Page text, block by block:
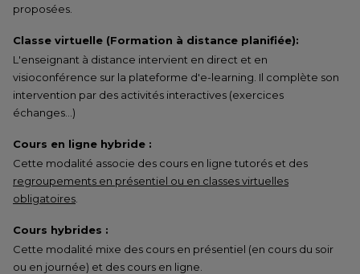
proposées.
Classe virtuelle (Formation à distance planifiée):
L'enseignant à distance intervient en direct et en
visioconférence sur la plateforme d'e-learning. Il complète son
intervention par des activités interactives (exercices
échanges…)
Cours en ligne hybride :
Cette modalité associe des cours en ligne tutorés et des
regroupements en présentiel ou en classes virtuelles
obligatoires
Cours hybrides :
Cette modalité mixe des cours en présentiel (en cours du soir
ou en journée) et des cours en ligne.